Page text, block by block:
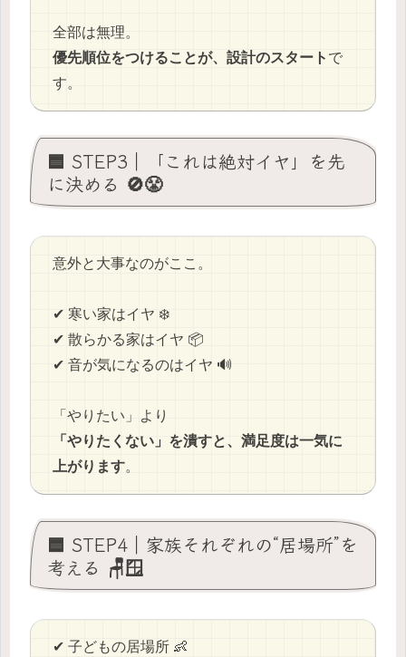
全部は無理。
優先順位をつけることが、設計のスタート で
す。
🟦 STEP3｜「これは絶対イヤ」を先
に決める 🚫😤
意外と大事なのがここ。
✔ 寒い家はイヤ ❄️
✔ 散らかる家はイヤ 📦
✔ 音が気になるのはイヤ 🔊
「やりたい」より
「やりたくない」を潰すと、満足度は一気に
上がります。
🟦 STEP4｜家族それぞれの“居場所”を
考える 🪑🪟
✔ 子どもの居場所 👶